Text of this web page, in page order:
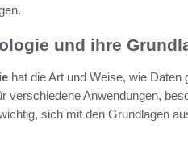
und ihre
hat die Art und Weise, wie
verschiedene Anwendungen,
sich mit den Grundlagen